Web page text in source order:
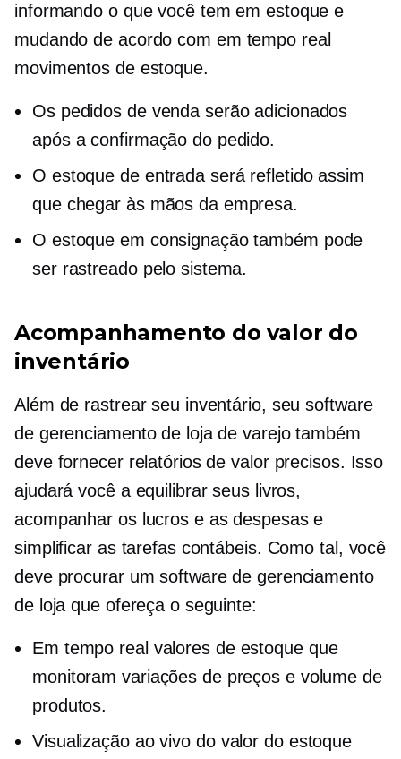
informando o que você tem em estoque e
mudando de acordo com em tempo real
movimentos de estoque.
Os pedidos de venda serão adicionados
após a confirmação do pedido.
O estoque de entrada será refletido assim
que chegar às mãos da empresa.
O estoque em consignação também pode
ser rastreado pelo sistema.
Acompanhamento do valor do
inventário
Além de rastrear seu inventário, seu software
de gerenciamento de loja de varejo também
deve fornecer relatórios de valor precisos. Isso
ajudará você a equilibrar seus livros,
acompanhar os lucros e as despesas e
simplificar as tarefas contábeis. Como tal, você
deve procurar um software de gerenciamento
de loja que ofereça o seguinte:
Em tempo real valores de estoque que
monitoram variações de preços e volume de
produtos.
Visualização ao vivo do valor do estoque